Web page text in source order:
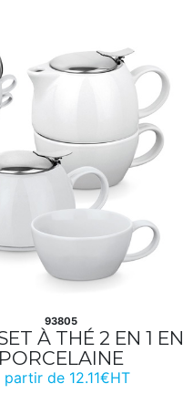
93805
À THÉ 2 EN 1 EN
PORCELAINE
partir de 12.11€HT